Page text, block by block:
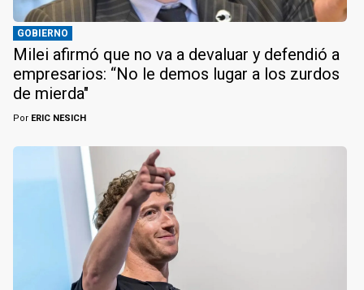
GOBIERNO
Milei afirmó que no va a devaluar y defendió a
empresarios: “No le demos lugar a los zurdos
de mierda"
Por ERIC NESICH